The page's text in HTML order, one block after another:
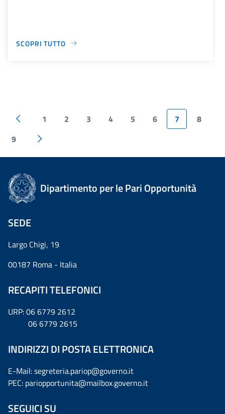
SCOPRI TUTTO
1 2 3 4 5 6 7
8
9
Dipartimento per le Pari Opportunità
SEDE
Largo Chigi, 19
00187 Roma - Italia
RECAPITI TELEFONICI
URP: 06 6779 2612
06 6779 2615
INDIRIZZI DI POSTA ELETTRONICA
E-Mail: segreteria.pariop@governo.it
PEC: pariopportunita@mailbox.governo.it
SEGUICI SU